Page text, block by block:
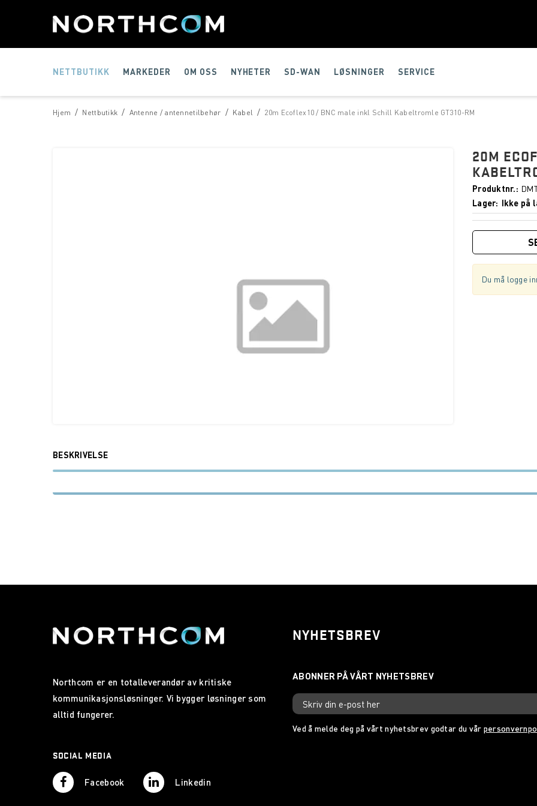
NETTBUTIKK MARKEDER OM OSS NYHETER SD-WAN LØSNINGER SERVICE
/
Hjem /
Nettbutikk /
Antenne / antennetilbehør /
Kabel 20m Ecoflex10 / BNC male inkl Schill Kabeltromle GT310-RM
20M
Produktnr.
Lager
Ikke på
Du må logge
BESKRIVELSE
Northcom er en totalleverandør av kritiske
kommunikasjonsløsninger. Vi bygger løsninger som
alltid fungerer.
SOCIAL MEDIA
Facebook Linkedin
NYHETSBREV
Ved å melde deg på vårt nyhetsbrev godtar du vår